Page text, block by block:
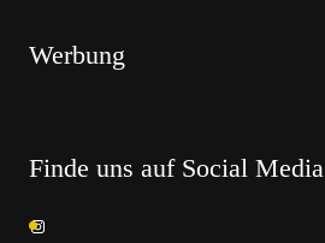
Werbung
Finde uns auf Social Media